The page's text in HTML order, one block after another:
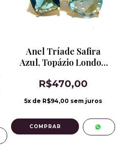
Anel Tríade Safira
Azul, Topázio London
R$470,00
5x de R$94,00 sem juros
COMPRAR